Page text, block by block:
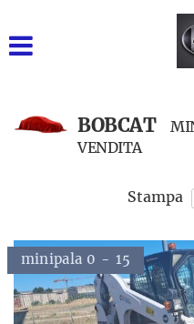
INIZIALE
USATO DISPONIBILE
NOLEGGIO BREVE TERMINE
NOLEGGIO LUNGO
TERMINE
BOBCAT
VENDITA
Stampa
minipala 0 - 15